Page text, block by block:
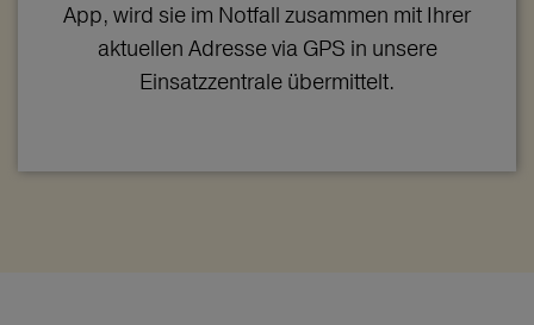
App, wird sie im Notfall zusammen mit Ihrer
aktuellen Adresse via GPS in unsere
Einsatzzentrale übermittelt.